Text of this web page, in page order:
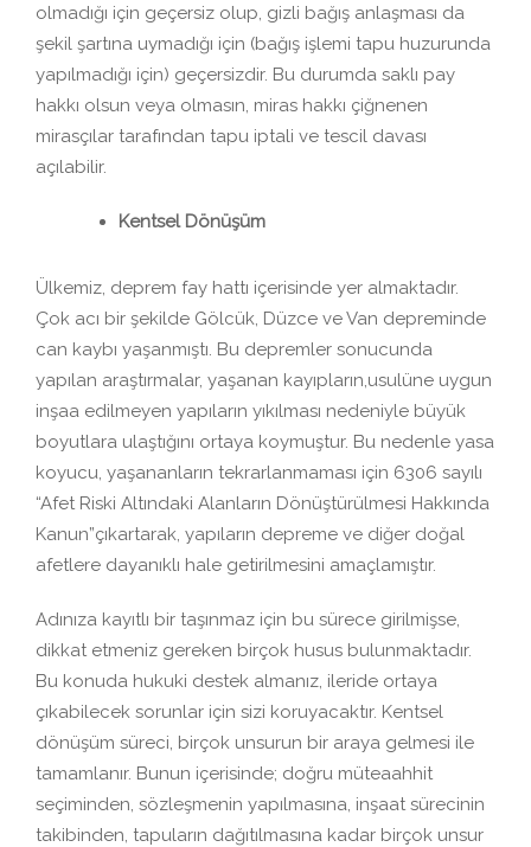
olmadığı için geçersiz olup, gizli bağış anlaşması da
şekil şartına uymadığı için (bağış işlemi tapu huzurunda
yapılmadığı için) geçersizdir. Bu durumda saklı pay
hakkı olsun veya olmasın, miras hakkı çiğnenen
mirasçılar tarafından tapu iptali ve tescil davası
açılabilir.
Kentsel Dönüşüm
Ülkemiz, deprem fay hattı içerisinde yer almaktadır.
Çok acı bir şekilde Gölcük, Düzce ve Van depreminde
can kaybı yaşanmıştı. Bu depremler sonucunda
yapılan araştırmalar, yaşanan kayıpların,usulüne uygun
inşaa edilmeyen yapıların yıkılması nedeniyle büyük
boyutlara ulaştığını ortaya koymuştur. Bu nedenle yasa
koyucu, yaşananların tekrarlanmaması için 6306 sayılı
“Afet Riski Altındaki Alanların Dönüştürülmesi Hakkında
Kanun”çıkartarak, yapıların depreme ve diğer doğal
afetlere dayanıklı hale getirilmesini amaçlamıştır.
Adınıza kayıtlı bir taşınmaz için bu sürece girilmişse,
dikkat etmeniz gereken birçok husus bulunmaktadır.
Bu konuda hukuki destek almanız, ileride ortaya
çıkabilecek sorunlar için sizi koruyacaktır. Kentsel
dönüşüm süreci, birçok unsurun bir araya gelmesi ile
tamamlanır. Bunun içerisinde; doğru müteaahhit
seçiminden, sözleşmenin yapılmasına, inşaat sürecinin
takibinden, tapuların dağıtılmasına kadar birçok unsur